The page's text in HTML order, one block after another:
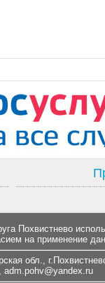
Похвистнево
на применение
обл.,
, adm.pohv@yandex.ru